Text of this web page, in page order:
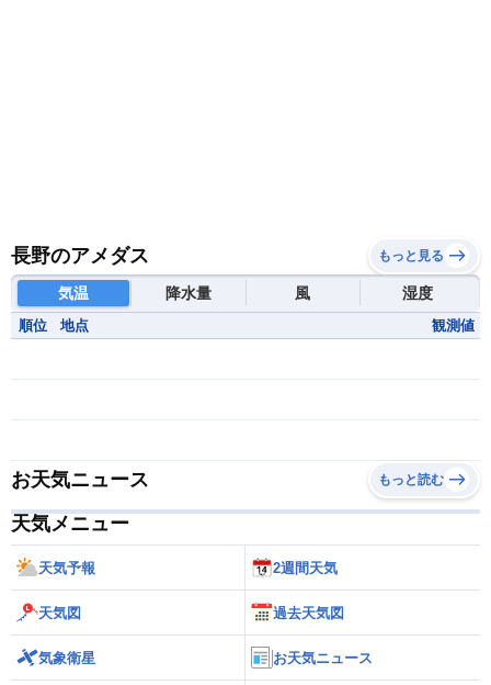
長野のアメダス もっと見る
気温 降水量 風 湿度
順位 地点 観測値
お天気ニュース もっと読む
天気メニュー
天気予報 2週間天気
天気図 過去天気図
気象衛星 お天気ニュース